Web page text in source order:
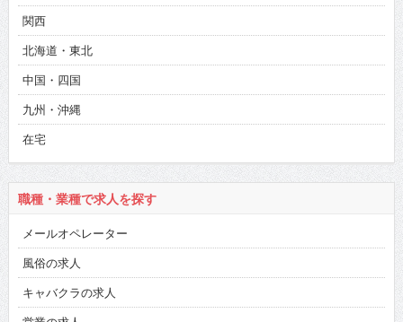
関西
北海道・東北
中国・四国
九州・沖縄
在宅
職種・業種で求人を探す
メールオペレーター
風俗の求人
キャバクラの求人